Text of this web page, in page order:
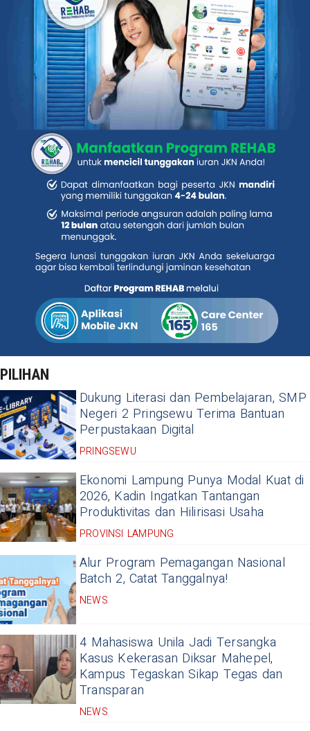
PILIHAN
Dukung Literasi dan Pembelajaran, SMP
Negeri 2 Pringsewu Terima Bantuan
Perpustakaan Digital
PRINGSEWU
Ekonomi Lampung Punya Modal Kuat di
2026, Kadin Ingatkan Tantangan
Produktivitas dan Hilirisasi Usaha
PROVINSI LAMPUNG
Alur Program Pemagangan Nasional
Batch 2, Catat Tanggalnya!
NEWS
4 Mahasiswa Unila Jadi Tersangka
Kasus Kekerasan Diksar Mahepel,
Kampus Tegaskan Sikap Tegas dan
Transparan
NEWS